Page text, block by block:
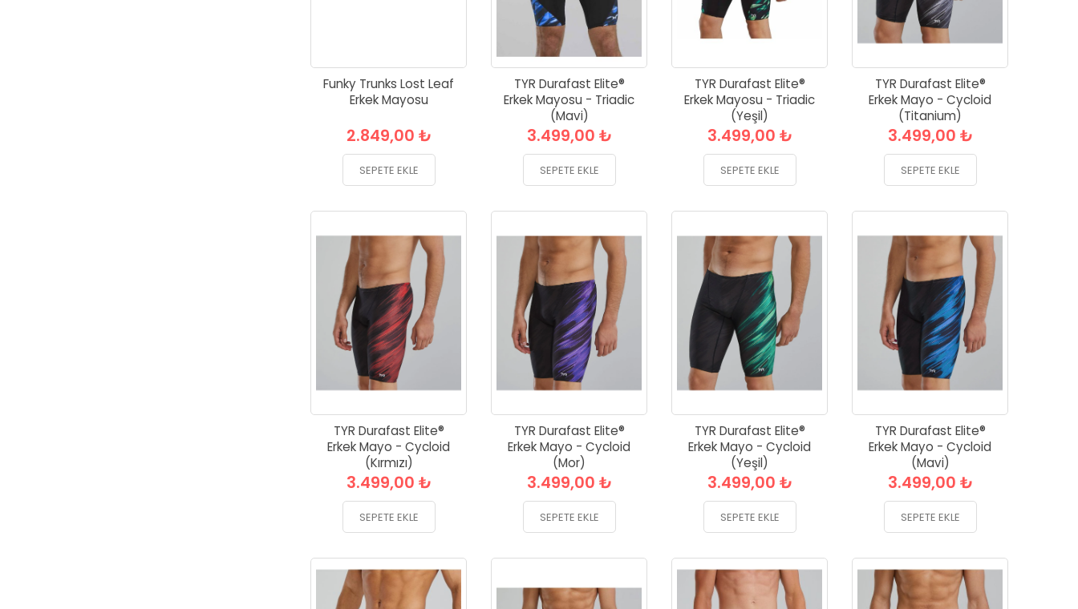
Funky Trunks Lost Leaf
Erkek Mayosu
2.849,00 ₺
SEPETE EKLE
TYR Durafast Elite®
Erkek Mayosu - Triadic
(Mavi)
3.499,00 ₺
SEPETE EKLE
TYR Durafast Elite®
Erkek Mayosu - Triadic
(Yeşil)
3.499,00 ₺
SEPETE EKLE
TYR Durafast Elite®
Erkek Mayo - Cycloid
(Titanium)
3.499,00 ₺
SEPETE EKLE
TYR Durafast Elite®
Erkek Mayo - Cycloid
(Kırmızı)
3.499,00 ₺
SEPETE EKLE
TYR Durafast Elite®
Erkek Mayo - Cycloid
(Mor)
3.499,00 ₺
SEPETE EKLE
TYR Durafast Elite®
Erkek Mayo - Cycloid
(Yeşil)
3.499,00 ₺
SEPETE EKLE
TYR Durafast Elite®
Erkek Mayo - Cycloid
(Mavi)
3.499,00 ₺
SEPETE EKLE